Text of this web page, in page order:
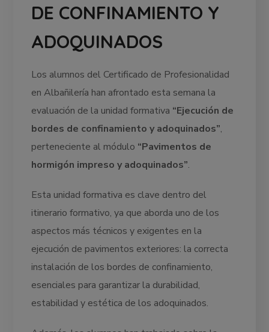
DE CONFINAMIENTO Y
ADOQUINADOS
Los alumnos del Certificado de Profesionalidad
en Albañilería han afrontado esta semana la
evaluación de la unidad formativa “Ejecución de
bordes de confinamiento y adoquinados”,
perteneciente al módulo “Pavimentos de
hormigón impreso y adoquinados”.
Esta unidad formativa es clave dentro del
itinerario formativo, ya que aborda uno de los
aspectos más técnicos y exigentes en la
ejecución de pavimentos exteriores: la correcta
instalación de los bordes de confinamiento,
esenciales para garantizar la durabilidad,
estabilidad y estética de los adoquinados.